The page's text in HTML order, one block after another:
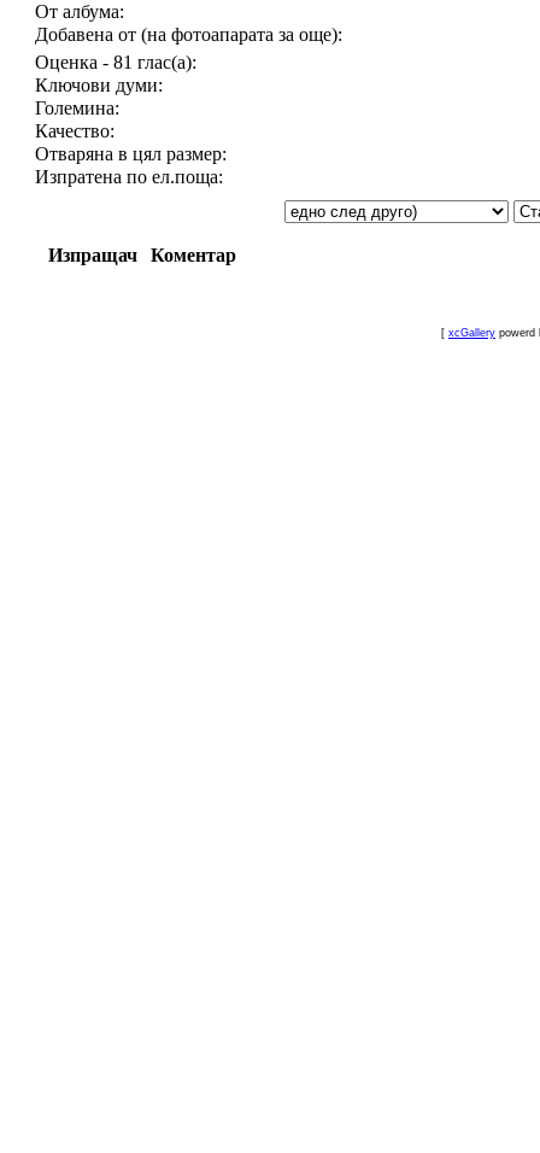
От албума:
Добавена от (на фотоапарата за още):
Оценка - 81 глас(а):
Ключови думи:
Големина:
Качество:
Отваряна в цял размер:
Изпратена по ел.поща:
Изпращач Коментар
[ xcGallery